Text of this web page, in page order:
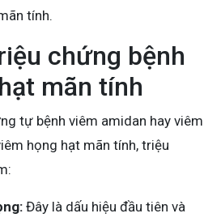
tính.
chứng bệnh
mãn tính
tự bệnh viêm amidan hay viêm
họng hạt mãn tính, triệu
Đây là dấu hiệu đầu tiên và